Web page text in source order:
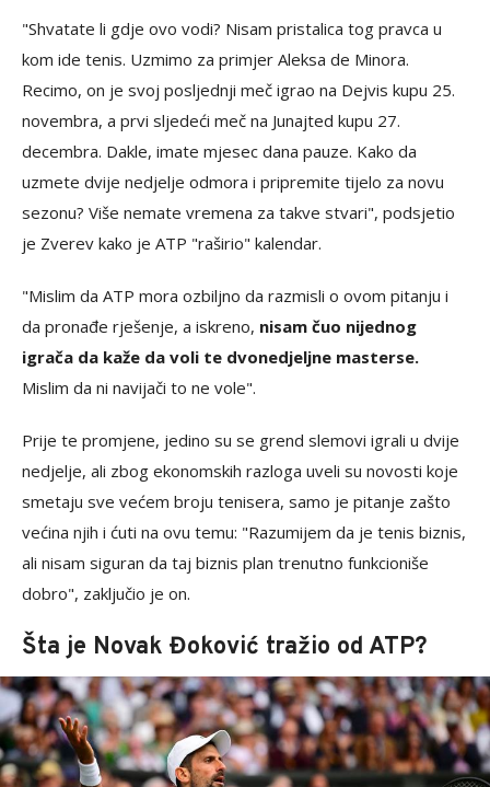
"Shvatate li gdje ovo vodi? Nisam pristalica tog pravca u
kom ide tenis. Uzmimo za primjer Aleksa de Minora.
Recimo, on je svoj posljednji meč igrao na Dejvis kupu 25.
novembra, a prvi sljedeći meč na Junajted kupu 27.
decembra. Dakle, imate mjesec dana pauze. Kako da
uzmete dvije nedjelje odmora i pripremite tijelo za novu
sezonu? Više nemate vremena za takve stvari", podsjetio
je Zverev kako je ATP "raširio" kalendar.
"Mislim da ATP mora ozbiljno da razmisli o ovom pitanju i
da pronađe rješenje, a iskreno, nisam čuo nijednog
igrača da kaže da voli te dvonedjeljne masterse.
Mislim da ni navijači to ne vole".
Prije te promjene, jedino su se grend slemovi igrali u dvije
nedjelje, ali zbog ekonomskih razloga uveli su novosti koje
smetaju sve većem broju tenisera, samo je pitanje zašto
većina njih i ćuti na ovu temu: "Razumijem da je tenis biznis,
ali nisam siguran da taj biznis plan trenutno funkcioniše
dobro", zaključio je on.
Šta je Novak Đoković tražio od ATP?